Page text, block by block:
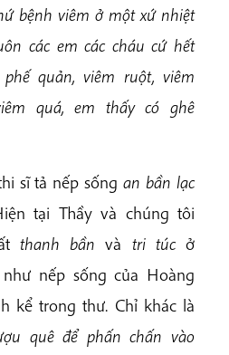
bệnh viêm ở một xứ nhiệt
các em các cháu cứ hết
quản, viêm ruột, viêm
quá, em thấy có ghê
sĩ tả nếp sốngan bần lạc
tại Thầy và chúng tôi
thanh bầnvà tri túcở
nếp sống của Hoàng
kể trong thư. Chỉ khác là
quê để phấn chấn vào